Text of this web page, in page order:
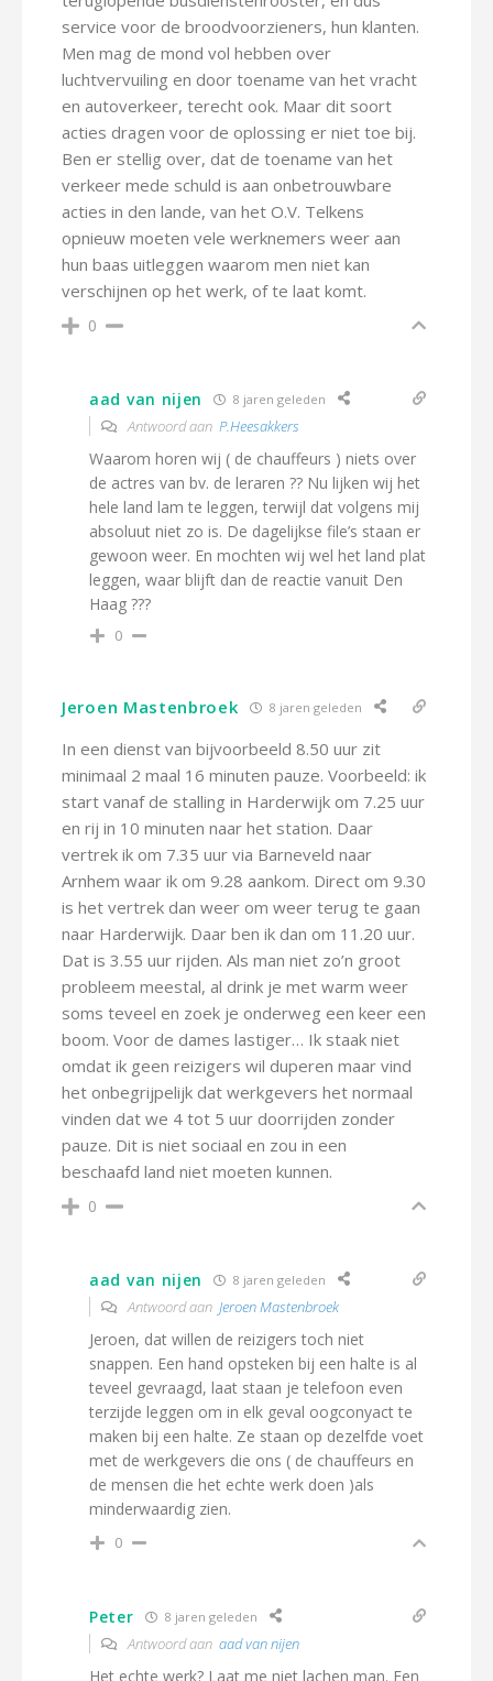
service voor de broodvoorzieners, hun klanten.
Men mag de mond vol hebben over
luchtvervuiling en door toename van het vracht
en autoverkeer, terecht ook. Maar dit soort
acties dragen voor de oplossing er niet toe bij.
Ben er stellig over, dat de toename van het
verkeer mede schuld is aan onbetrouwbare
acties in den lande, van het O.V. Telkens
opnieuw moeten vele werknemers weer aan
hun baas uitleggen waarom men niet kan
verschijnen op het werk, of te laat komt.
0
aad van nijen 8 jaren geleden
Antwoord aan P.Heesakkers
Waarom horen wij ( de chauffeurs ) niets over
de actres van bv. de leraren ?? Nu lijken wij het
hele land lam te leggen, terwijl dat volgens mij
absoluut niet zo is. De dagelijkse file’s staan er
gewoon weer. En mochten wij wel het land plat
leggen, waar blijft dan de reactie vanuit Den
Haag ???
0
Jeroen Mastenbroek 8 jaren geleden
In een dienst van bijvoorbeeld 8.50 uur zit
minimaal 2 maal 16 minuten pauze. Voorbeeld: ik
start vanaf de stalling in Harderwijk om 7.25 uur
en rij in 10 minuten naar het station. Daar
vertrek ik om 7.35 uur via Barneveld naar
Arnhem waar ik om 9.28 aankom. Direct om 9.30
is het vertrek dan weer om weer terug te gaan
naar Harderwijk. Daar ben ik dan om 11.20 uur.
Dat is 3.55 uur rijden. Als man niet zo’n groot
probleem meestal, al drink je met warm weer
soms teveel en zoek je onderweg een keer een
boom. Voor de dames lastiger… Ik staak niet
omdat ik geen reizigers wil duperen maar vind
het onbegrijpelijk dat werkgevers het normaal
vinden dat we 4 tot 5 uur doorrijden zonder
pauze. Dit is niet sociaal en zou in een
beschaafd land niet moeten kunnen.
0
aad van nijen 8 jaren geleden
Antwoord aan Jeroen Mastenbroek
Jeroen, dat willen de reizigers toch niet
snappen. Een hand opsteken bij een halte is al
teveel gevraagd, laat staan je telefoon even
terzijde leggen om in elk geval oogconyact te
maken bij een halte. Ze staan op dezelfde voet
met de werkgevers die ons ( de chauffeurs en
de mensen die het echte werk doen )als
minderwaardig zien.
0
Peter 8 jaren geleden
Antwoord aan aad van nijen
Het echte werk? Laat me niet lachen man. Een